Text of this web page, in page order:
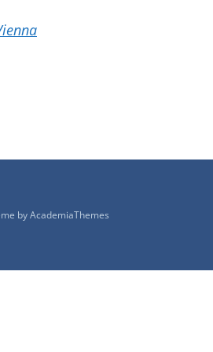
byAcademiaThemes